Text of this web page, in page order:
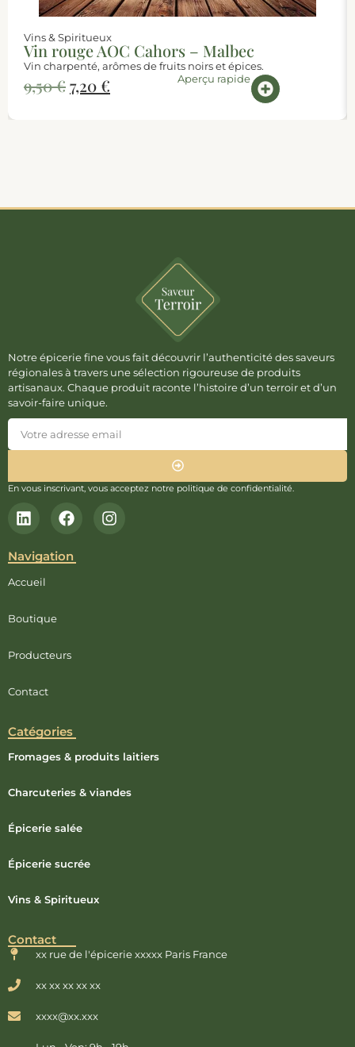
Vins & Spiritueux
Vin rouge AOC Cahors – Malbec
Vin charpenté, arômes de fruits noirs et épices.
9,50€7,20€ Aperçu rapide
Notre épicerie fine vous fait découvrir l’authenticité des saveurs
régionales à travers une sélection rigoureuse de produits
artisanaux. Chaque produit raconte l’histoire d’un terroir et d’un
savoir-faire unique.
En vous inscrivant, vous acceptez notre politique de confidentialité.
Navigation
Accueil
Boutique
Producteurs
Contact
Catégories
Fromages & produits laitiers
Charcuteries & viandes
Épicerie salée
Épicerie sucrée
Vins & Spiritueux
Contact
xx rue de l'épicerie xxxxx Paris France
xx xx xx xx xx
xxxx@xx.xxx